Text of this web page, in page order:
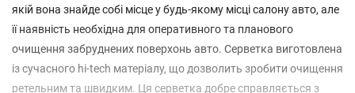
якій вона знайде собі місце у будь-якому місці салону авто, але
її наявність необхідна для оперативного та планового
очищення забруднених поверхонь авто. Серветка виготовлена
із сучасного hi-tech матеріалу, що дозволить зробити очищення
ретельним та швидким. Ця серветка добре справляється з